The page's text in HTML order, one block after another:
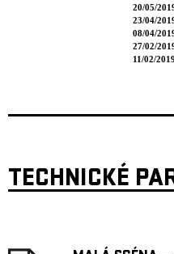
20/05/
23/04/
08/04/
27/02/
11/02/2019
TECHNICKÉ